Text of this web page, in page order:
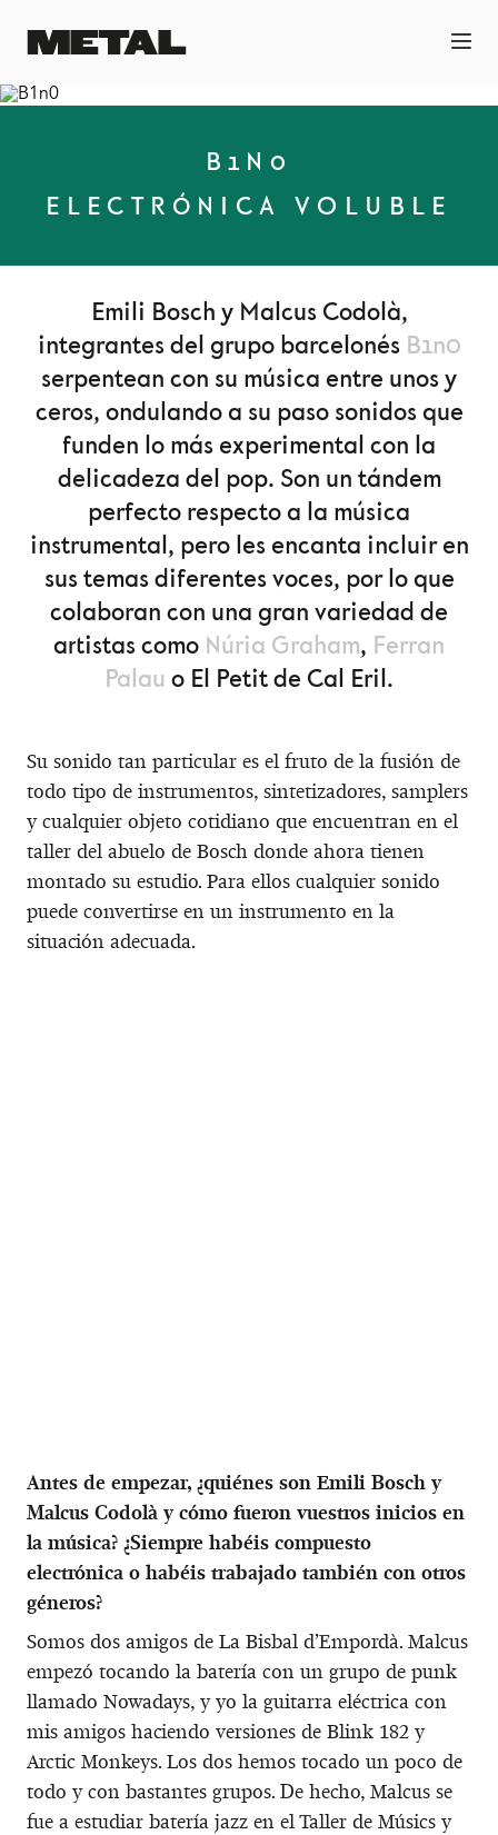
B1N0
ELECTRÓNICA VOLUBLE
Emili Bosch y Malcus Codolà,
integrantes del grupo barcelonés B1n0
serpentean con su música entre unos y
ceros, ondulando a su paso sonidos que
funden lo más experimental con la
delicadeza del pop. Son un tándem
perfecto respecto a la música
instrumental, pero les encanta incluir en
sus temas diferentes voces, por lo que
colaboran con una gran variedad de
artistas como Núria Graham, Ferran
Palau o El Petit de Cal Eril.
Su sonido tan particular es el fruto de la fusión de
todo tipo de instrumentos, sintetizadores, samplers
y cualquier objeto cotidiano que encuentran en el
taller del abuelo de Bosch donde ahora tienen
montado su estudio. Para ellos cualquier sonido
puede convertirse en un instrumento en la
situación adecuada.
Antes de empezar, ¿quiénes son Emili Bosch y
Malcus Codolà y cómo fueron vuestros inicios en
la música? ¿Siempre habéis compuesto
electrónica o habéis trabajado también con otros
géneros?
Somos dos amigos de La Bisbal d’Empordà. Malcus
empezó tocando la batería con un grupo de punk
llamado Nowadays, y yo la guitarra eléctrica con
mis amigos haciendo versiones de Blink 182 y
Arctic Monkeys. Los dos hemos tocado un poco de
todo y con bastantes grupos. De hecho, Malcus se
fue a estudiar batería jazz en el Taller de Músics y